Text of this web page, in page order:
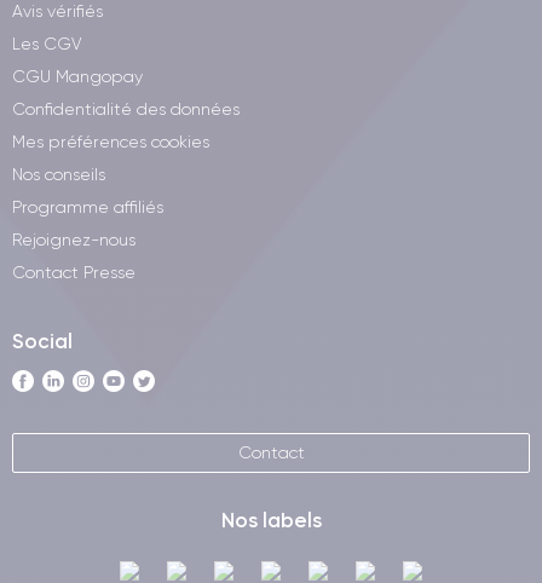
Avis vérifiés
Les CGV
CGU Mangopay
Confidentialité des données
Mes préférences cookies
Nos conseils
Programme affiliés
Rejoignez-nous
Contact Presse
Social
Contact
Nos labels